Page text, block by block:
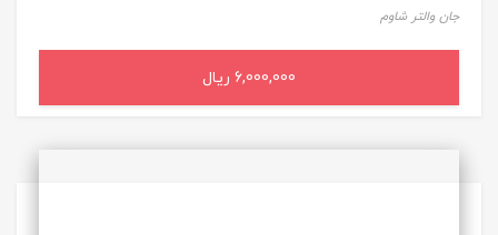
جان والتر شاوم
6,000,000 ریال
افزودن به سبد خرید